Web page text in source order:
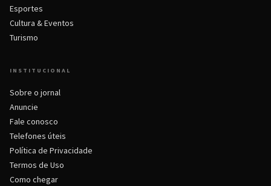
Esportes
Cultura & Eventos
Turismo
INSTITUCIONAL
Sobre o jornal
Anuncie
Fale conosco
Telefones úteis
Política de Privacidade
Termos de Uso
Como chegar